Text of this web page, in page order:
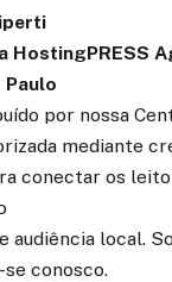
HostingPRESS
por nossa
mediante
conectar os
audiência local.
conosco.